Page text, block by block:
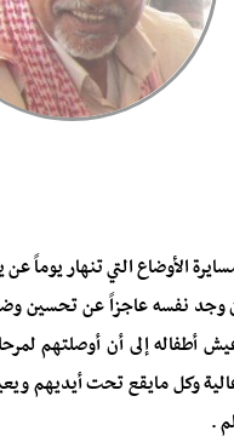
الأوضاع التي تنهار يوماً
وجد نفسه عاجزاً عن تحسين
أطفاله إلى أن أوصلتهم
وكل مايقع تحت أيديهم
.